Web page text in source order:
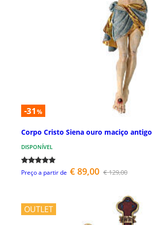
-31 %
Corpo Cristo Siena ouro maciço antigo
DISPONÍVEL
Preço a partir de € 89,00 € 129,00
OUTLET